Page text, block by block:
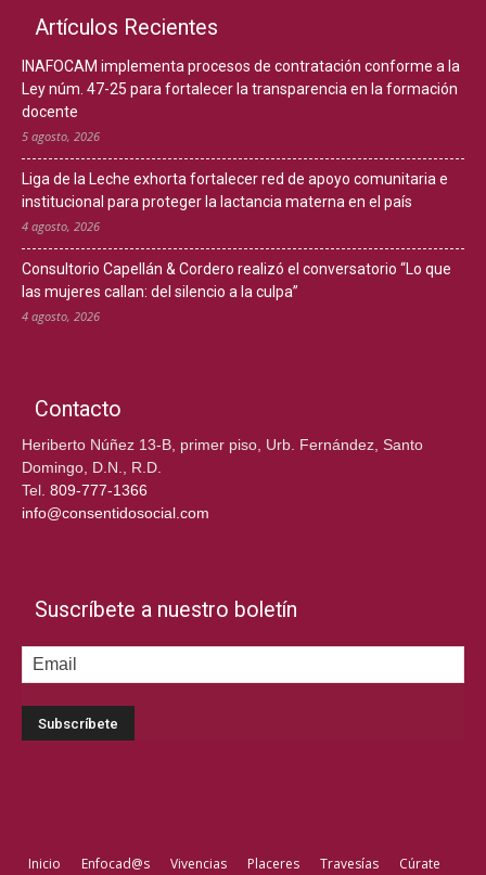
Artículos Recientes
INAFOCAM implementa procesos de contratación conforme a la
Ley núm. 47-25 para fortalecer la transparencia en la formación
docente
5 agosto, 2026
Liga de la Leche exhorta fortalecer red de apoyo comunitaria e
institucional para proteger la lactancia materna en el país
4 agosto, 2026
Consultorio Capellán & Cordero realizó el conversatorio “Lo que
las mujeres callan: del silencio a la culpa”
4 agosto, 2026
Contacto
Heriberto Núñez 13-B, primer piso, Urb. Fernández, Santo
Domingo, D.N., R.D.
Tel. 809-777-1366
info@consentidosocial.com
Suscríbete a nuestro boletín
Inicio Enfocad@s Vivencias Placeres Travesías Cúrate